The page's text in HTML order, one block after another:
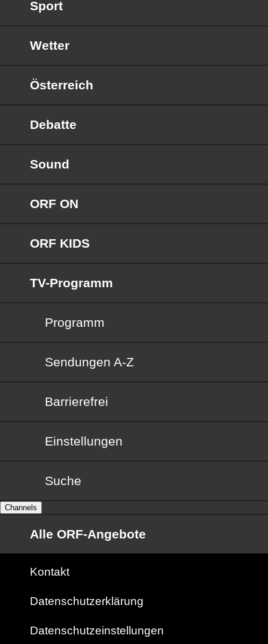
Sport
Wetter
Österreich
Debatte
Sound
ORF ON
ORF KIDS
TV-Programm
Programm
Sendungen von A bis Z
Sendungen A-Z
Barrierefrei
Barrierefrei
Einstellungen
Suche
Channels
Alle ORF-Angebote
Kontakt
Datenschutzerklärung
Datenschutzeinstellungen